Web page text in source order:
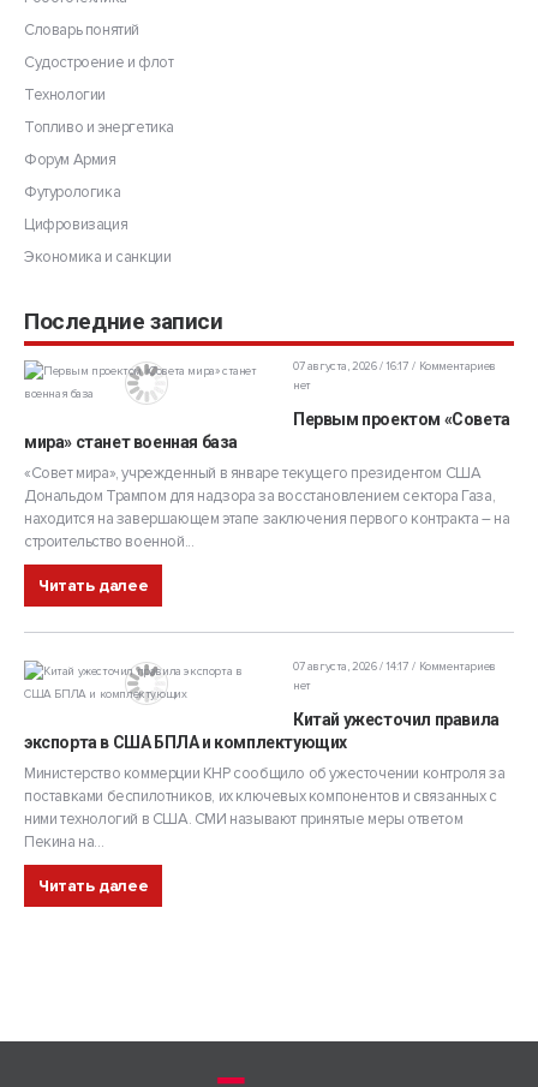
Словарь понятий
Судостроение и флот
Технологии
Топливо и энергетика
Форум Армия
Футурологика
Цифровизация
Экономика и санкции
Последние записи
07 августа, 2026 / 16:17
Комментариев
нет
Первым проектом «Совета
мира» станет военная база
«Совет мира», учрежденный в январе текущего президентом США
Дональдом Трампом для надзора за восстановлением сектора Газа,
находится на завершающем этапе заключения первого контракта – на
строительство военной...
Читать далее
07 августа, 2026 / 14:17
Комментариев
нет
Китай ужесточил правила
экспорта в США БПЛА и комплектующих
Министерство коммерции КНР сообщило об ужесточении контроля за
поставками беспилотников, их ключевых компонентов и связанных с
ними технологий в США. СМИ называют принятые меры ответом
Пекина на...
Читать далее